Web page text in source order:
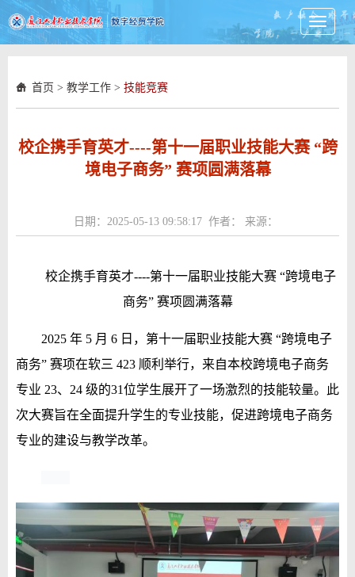
Toggle
首页 > 教学工作 > 技能竞赛
校企携手育英才----第十一届职业技能大赛 “跨
境电子商务” 赛项圆满落幕
日期：2025-05-13 09:58:17 作者： 来源：
校企携手育英才----第十一届职业技能大赛 “跨境电子
商务” 赛项圆满落幕
2025 年 5 月 6 日，第十一届职业技能大赛 “跨境电子
商务” 赛项在软三 423 顺利举行，来自本校跨境电子商务
专业 23、24 级的31位学生展开了一场激烈的技能较量。此
次大赛旨在全面提升学生的专业技能，促进跨境电子商务
专业的建设与教学改革。